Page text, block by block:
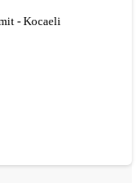
- Kocaeli